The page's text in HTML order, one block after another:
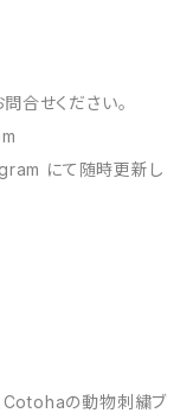
合せください。
にて随時更新し
Cotohaの動物刺繍ブ